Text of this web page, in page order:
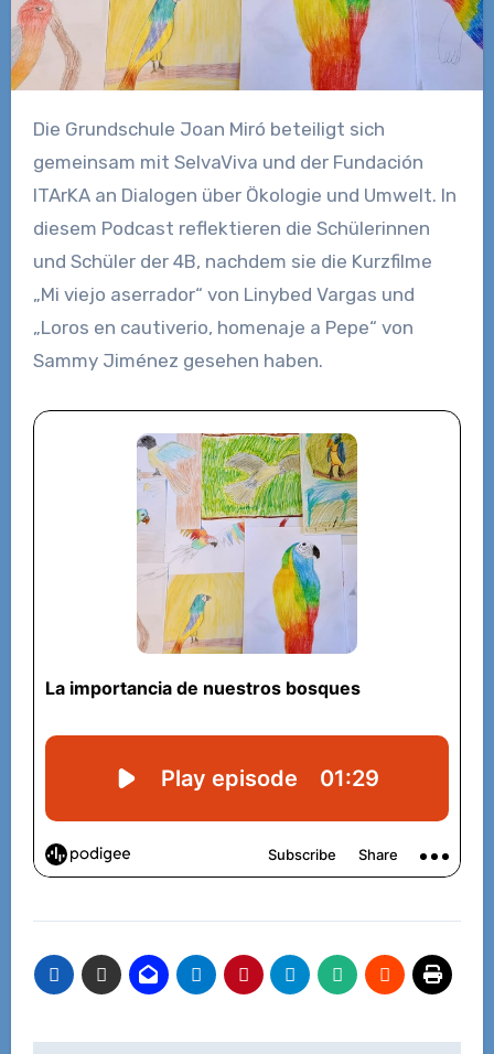
Die Grundschule Joan Miró beteiligt sich
gemeinsam mit SelvaViva und der Fundación
ITArKA an Dialogen über Ökologie und Umwelt. In
diesem Podcast reflektieren die Schülerinnen
und Schüler der 4B, nachdem sie die Kurzfilme
„Mi viejo aserrador“ von Linybed Vargas und
„Loros en cautiverio, homenaje a Pepe“ von
Sammy Jiménez gesehen haben.